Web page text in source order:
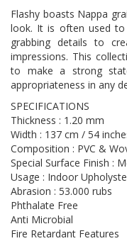
Flashy boasts Nappa
look. It is often used to
grabbing details to
impressions. This
to make a strong
appropriateness in any
SPECIFICATIONS
Thickness : 1.20 mm
Width : 137 cm / 54
Composition : PVC &
Special Surface Finish :
Usage : Indoor
Abrasion : 53.000 rubs
Phthalate Free
Anti Microbial
Fire Retardant Features